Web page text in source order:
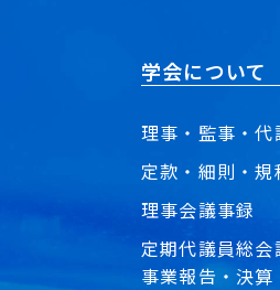
学会について
理事・監事・代
定款・細則・規
理事会議事録
定期代議員総会
事業報告・決算